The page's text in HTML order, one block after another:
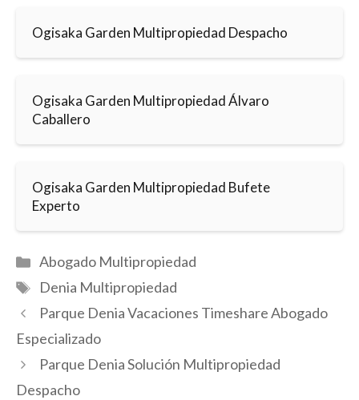
Ogisaka Garden Multipropiedad Despacho
Ogisaka Garden Multipropiedad Álvaro
Caballero
Ogisaka Garden Multipropiedad Bufete
Experto
Categorías
Abogado Multipropiedad
Etiquetas
Denia Multipropiedad
Parque Denia Vacaciones Timeshare Abogado
Especializado
Parque Denia Solución Multipropiedad
Despacho